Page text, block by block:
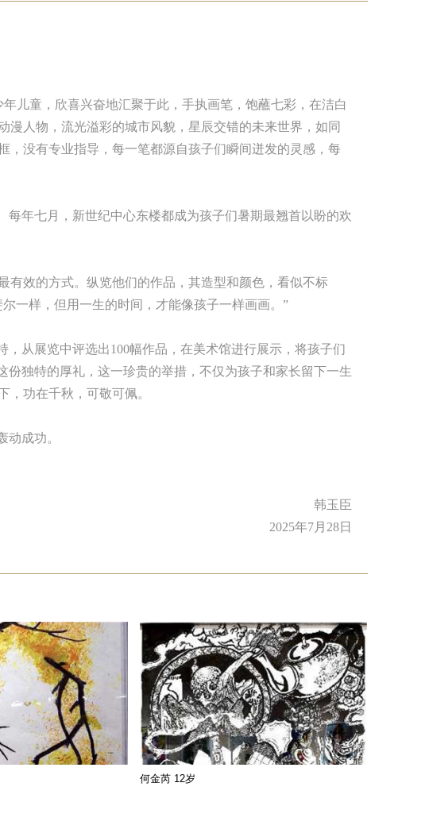
童，欣喜兴奋地汇聚于此，手执画笔，饱蘸七彩，在洁白
人物，流光溢彩的城市风貌，星辰交错的未来世界，如同
没有专业指导，每一笔都源自孩子们瞬间迸发的灵感，每
年七月，新世纪中心东楼都成为孩子们暑期最翘首以盼的欢
效的方式。纵览他们的作品，其造型和颜色，看似不标
一样，但用一生的时间，才能像孩子一样画画。”
从展览中评选出100幅作品，在美术馆进行展示，将孩子们
独特的厚礼，这一珍贵的举措，不仅为孩子和家长留下一生
功在千秋，可敬可佩。
成功。
韩玉臣
2025年7月28日
何金芮 12岁